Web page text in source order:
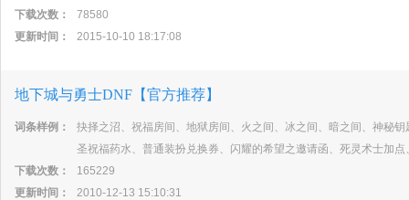
下载次数：
78580
更新时间：
2015-10-10 18:17:08
地下城与勇士DNF【官方推荐】
词条样例：
抉择之沼、祝福房间、地狱房间、火之间、冰之间、暗之间、神秘
圣祝福药水、普通装扮兑换券、闪耀的希望之邀请函、死灵术士加
下载次数：
165229
更新时间：
2010-12-13 15:10:31